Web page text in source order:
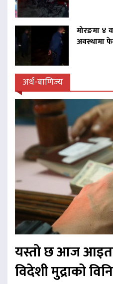
मोरङमा ४
अवस्थामा
अर्थ-बाणिज्य
यस्तो छ आज
विदेशी मुद्राको